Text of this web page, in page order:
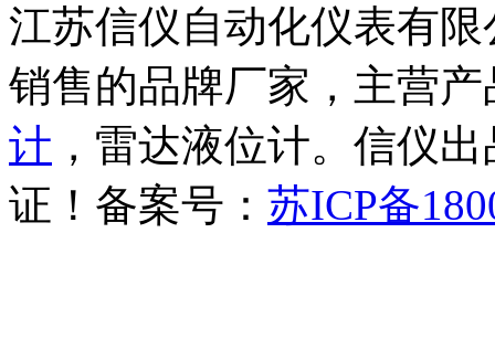
江苏信仪自动化仪表有
销售的品牌厂家，主营产
计 ，雷达液位计。信仪
证！备案号： 苏ICP备